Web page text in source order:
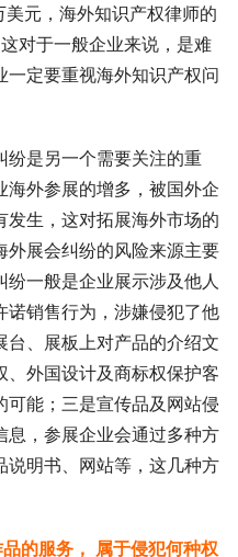
元，海外知识产权律师的
对于一般企业来说，是难
一定要重视海外知识产权问
纷是另一个需要关注的重
海外参展的增多，被国外企
发生，这对拓展海外市场的
外展会纠纷的风险来源主要
一般是企业展示涉及他人
诺销售行为，涉嫌侵犯了他
台、展板上对产品的介绍文
外国设计及商标权保护客
能；三是宣传品及网站侵
息，参展企业会通过多种方
说明书、网站等，这几种方
的服务， 属于侵犯何种权